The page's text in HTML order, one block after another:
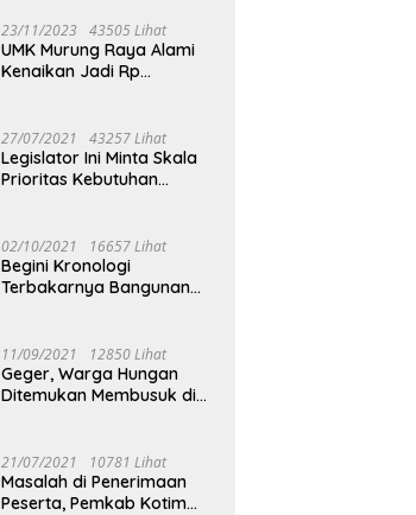
23/11/2023 43505 Lihat
UMK Murung Raya Alami
Kenaikan Jadi Rp
27/07/2021 43257 Lihat
Legislator Ini Minta Skala
Prioritas Kebutuhan
02/10/2021 16657 Lihat
Begini Kronologi
Terbakarnya Bangunan
11/09/2021 12850 Lihat
Geger, Warga Hungan
Ditemukan Membusuk di
21/07/2021 10781 Lihat
Masalah di Penerimaan
Peserta, Pemkab Kotim